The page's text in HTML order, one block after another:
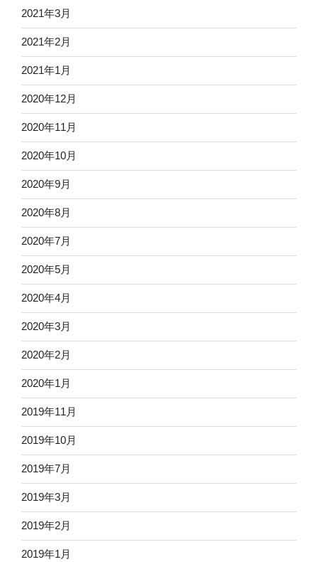
2021年3月
2021年2月
2021年1月
2020年12月
2020年11月
2020年10月
2020年9月
2020年8月
2020年7月
2020年5月
2020年4月
2020年3月
2020年2月
2020年1月
2019年11月
2019年10月
2019年7月
2019年3月
2019年2月
2019年1月